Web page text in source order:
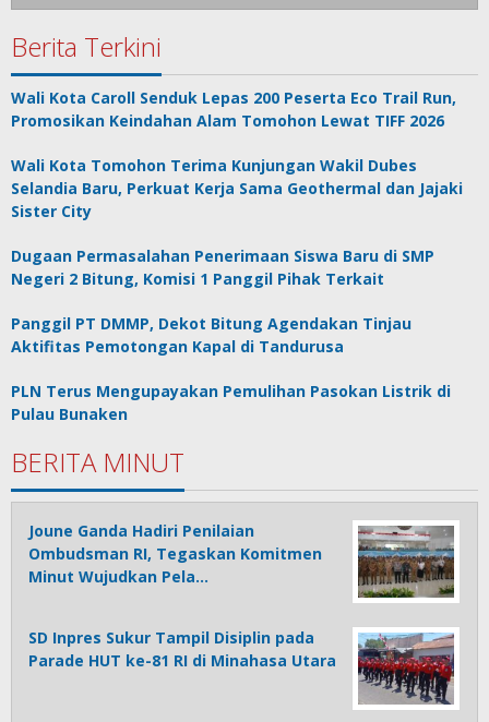
Berita Terkini
Wali Kota Caroll Senduk Lepas 200 Peserta Eco Trail Run,
Promosikan Keindahan Alam Tomohon Lewat TIFF 2026
Wali Kota Tomohon Terima Kunjungan Wakil Dubes
Selandia Baru, Perkuat Kerja Sama Geothermal dan Jajaki
Sister City
Dugaan Permasalahan Penerimaan Siswa Baru di SMP
Negeri 2 Bitung, Komisi 1 Panggil Pihak Terkait
Panggil PT DMMP, Dekot Bitung Agendakan Tinjau
Aktifitas Pemotongan Kapal di Tandurusa
PLN Terus Mengupayakan Pemulihan Pasokan Listrik di
Pulau Bunaken
BERITA MINUT
Joune Ganda Hadiri Penilaian
Ombudsman RI, Tegaskan Komitmen
Minut Wujudkan Pela…
SD Inpres Sukur Tampil Disiplin pada
Parade HUT ke-81 RI di Minahasa Utara